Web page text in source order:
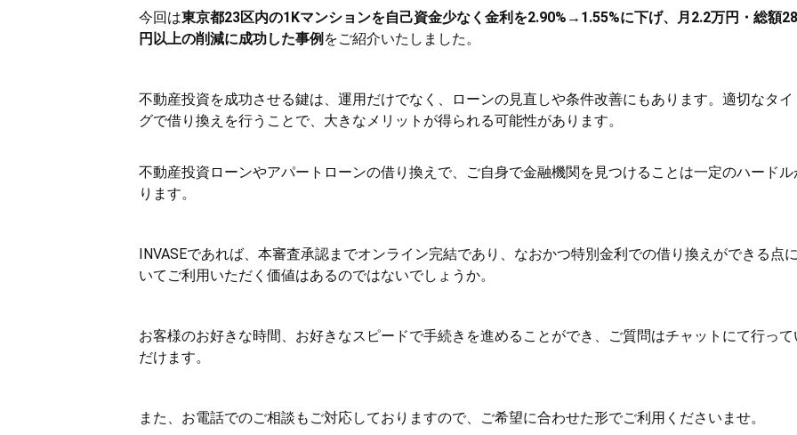
今回は東京都23区内の1Kマンションを自己資金少なく金利を2.90%→1.55%に下げ、月2.2万円・総額
円以上の削減に成功した事例 をご紹介いたしました。
不動産投資を成功させる鍵は、運用だけでなく、ローンの見直しや条件改善にもあります。適切なタイ
グで借り換えを行うことで、大きなメリットが得られる可能性があります。
不動産投資ローンやアパートローンの借り換えで、ご自身で金融機関を見つけることは一定のハードル
ります。
INVASEであれば、本審査承認までオンライン完結であり、なおかつ特別金利での借り換えができる点
いてご利用いただく価値はあるのではないでしょうか。
お客様のお好きな時間、お好きなスピードで手続きを進めることができ、ご質問はチャットにて行って
だけます。
また、お電話でのご相談もご対応しておりますので、ご希望に合わせた形でご利用くださいませ。